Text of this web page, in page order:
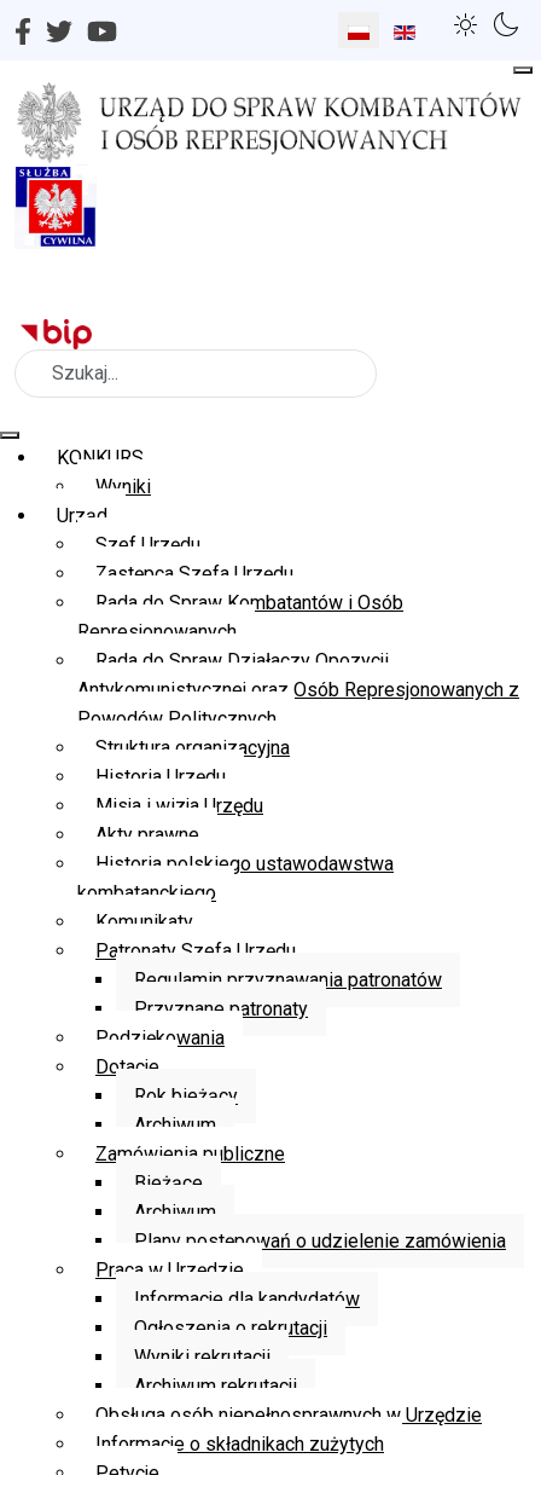
Wybierz swój język
Szukaj
KONKURS
Wyniki
Urząd
Szef Urzędu
Zastępca Szefa Urzędu
Rada do Spraw Kombatantów i Osób
Represjonowanych
Rada do Spraw Działaczy Opozycji
Antykomunistycznej oraz Osób Represjonowanych z
Powodów Politycznych
Struktura organizacyjna
Historia Urzędu
Misja i wizja Urzędu
Akty prawne
Historia polskiego ustawodawstwa
kombatanckiego
Komunikaty
Patronaty Szefa Urzędu
Regulamin przyznawania patronatów
Przyznane patronaty
Podziękowania
Dotacje
Rok bieżący
Archiwum
Zamówienia publiczne
Bieżące
Archiwum
Plany postępowań o udzielenie zamówienia
Praca w Urzędzie
Informacje dla kandydatów
Ogłoszenia o rekrutacji
Wyniki rekrutacji
Archiwum rekrutacji
Obsługa osób niepełnosprawnych w Urzędzie
Informacje o składnikach zużytych
Petycje